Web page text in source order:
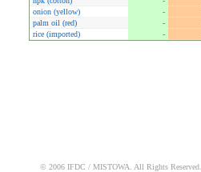
onion (yellow)
-
palm oil (red)
-
rice (imported)
-
© 2006 IFDC / MISTOWA. All Rights Reserved.